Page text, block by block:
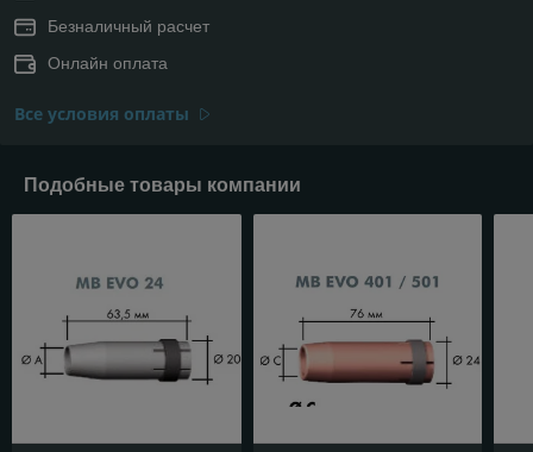
Безналичный расчет
Онлайн оплата
Все условия оплаты
Подобные товары компании